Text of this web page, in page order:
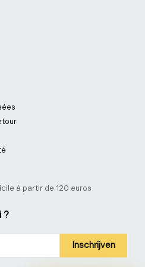
à partir de 120 euros
?
Inschrijven